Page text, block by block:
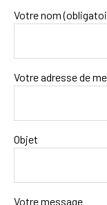
Votre nom
Votre adresse de
Objet
Votre message